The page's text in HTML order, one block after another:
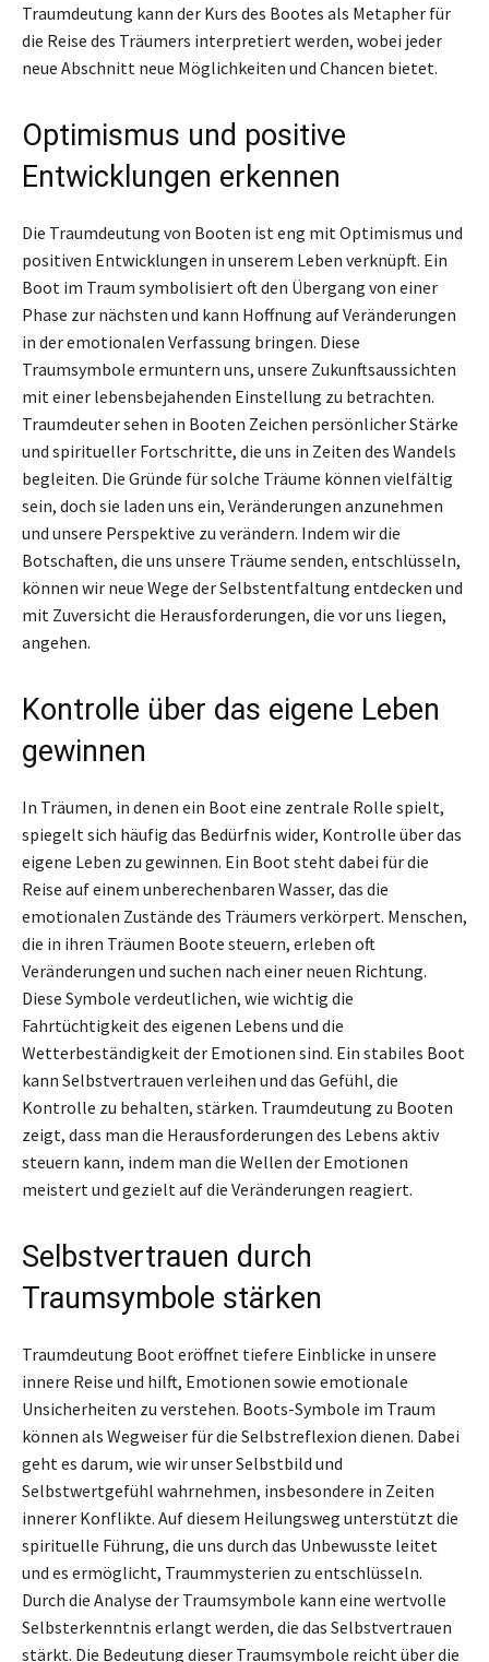
Traumdeutung kann der Kurs des Bootes als Metapher für
die Reise des Träumers interpretiert werden, wobei jeder
neue Abschnitt neue Möglichkeiten und Chancen bietet.
Optimismus und positive
Entwicklungen erkennen
Die Traumdeutung von Booten ist eng mit Optimismus und
positiven Entwicklungen in unserem Leben verknüpft. Ein
Boot im Traum symbolisiert oft den Übergang von einer
Phase zur nächsten und kann Hoffnung auf Veränderungen
in der emotionalen Verfassung bringen. Diese
Traumsymbole ermuntern uns, unsere Zukunftsaussichten
mit einer lebensbejahenden Einstellung zu betrachten.
Traumdeuter sehen in Booten Zeichen persönlicher Stärke
und spiritueller Fortschritte, die uns in Zeiten des Wandels
begleiten. Die Gründe für solche Träume können vielfältig
sein, doch sie laden uns ein, Veränderungen anzunehmen
und unsere Perspektive zu verändern. Indem wir die
Botschaften, die uns unsere Träume senden, entschlüsseln,
können wir neue Wege der Selbstentfaltung entdecken und
mit Zuversicht die Herausforderungen, die vor uns liegen,
angehen.
Kontrolle über das eigene Leben
gewinnen
In Träumen, in denen ein Boot eine zentrale Rolle spielt,
spiegelt sich häufig das Bedürfnis wider, Kontrolle über das
eigene Leben zu gewinnen. Ein Boot steht dabei für die
Reise auf einem unberechenbaren Wasser, das die
emotionalen Zustände des Träumers verkörpert. Menschen,
die in ihren Träumen Boote steuern, erleben oft
Veränderungen und suchen nach einer neuen Richtung.
Diese Symbole verdeutlichen, wie wichtig die
Fahrtüchtigkeit des eigenen Lebens und die
Wetterbeständigkeit der Emotionen sind. Ein stabiles Boot
kann Selbstvertrauen verleihen und das Gefühl, die
Kontrolle zu behalten, stärken. Traumdeutung zu Booten
zeigt, dass man die Herausforderungen des Lebens aktiv
steuern kann, indem man die Wellen der Emotionen
meistert und gezielt auf die Veränderungen reagiert.
Selbstvertrauen durch
Traumsymbole stärken
Traumdeutung Boot eröffnet tiefere Einblicke in unsere
innere Reise und hilft, Emotionen sowie emotionale
Unsicherheiten zu verstehen. Boots-Symbole im Traum
können als Wegweiser für die Selbstreflexion dienen. Dabei
geht es darum, wie wir unser Selbstbild und
Selbstwertgefühl wahrnehmen, insbesondere in Zeiten
innerer Konflikte. Auf diesem Heilungsweg unterstützt die
spirituelle Führung, die uns durch das Unbewusste leitet
und es ermöglicht, Traummysterien zu entschlüsseln.
Durch die Analyse der Traumsymbole kann eine wertvolle
Selbsterkenntnis erlangt werden, die das Selbstvertrauen
stärkt. Die Bedeutung dieser Traumsymbole reicht über die